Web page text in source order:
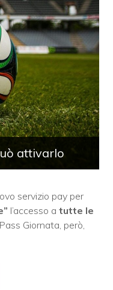
attivarlo
servizio pay per
l’accesso a tutte le
Giornata, però,